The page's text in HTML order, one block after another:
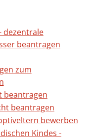
dezentrale
beantragen
zum
beantragen
beantragen
bewerben
Kindes -